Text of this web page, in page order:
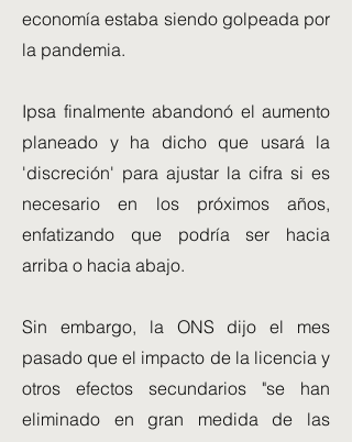
economía estaba siendo golpeada por
la pandemia.
Ipsa finalmente abandonó el aumento
planeado y ha dicho que usará la
'discreción' para ajustar la cifra si es
necesario en los próximos años,
enfatizando que podría ser hacia
arriba o hacia abajo.
Sin embargo, la ONS dijo el mes
pasado que el impacto de la licencia y
otros efectos secundarios "se han
eliminado en gran medida de las